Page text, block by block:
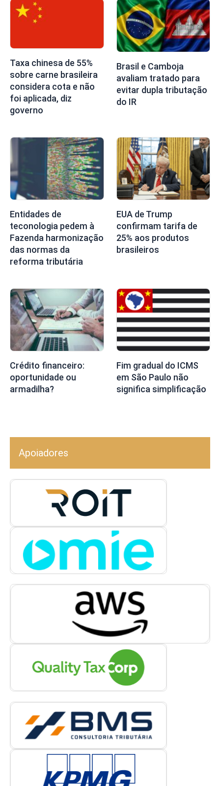
Taxa chinesa de 55%
sobre carne brasileira
considera cota e não
foi aplicada, diz
governo
Brasil e Camboja
avaliam tratado para
evitar dupla tributação
do IR
Entidades de
teconologia pedem à
Fazenda harmonização
das normas da
reforma tributária
EUA de Trump
confirmam tarifa de
25% aos produtos
brasileiros
Crédito financeiro:
oportunidade ou
armadilha?
Fim gradual do ICMS
em São Paulo não
significa simplificação
Apoiadores